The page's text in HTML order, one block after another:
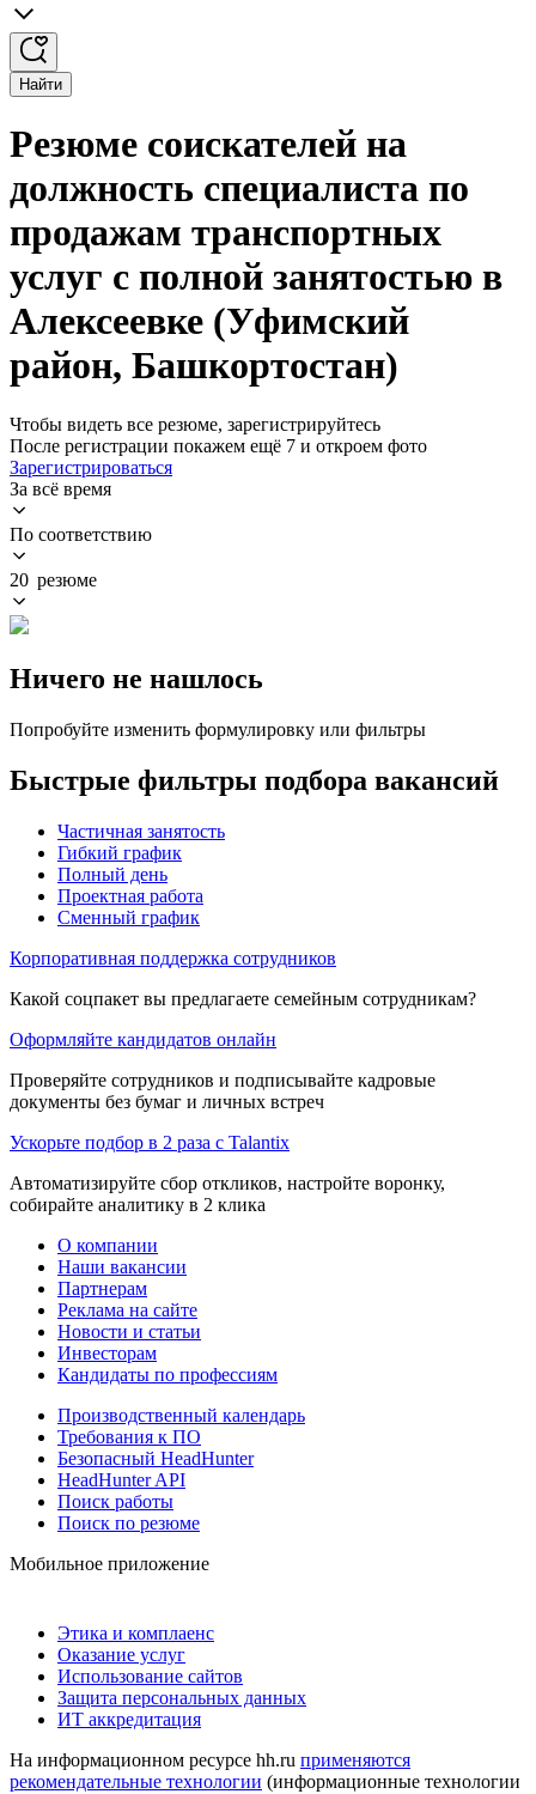
Найти
Резюме соискателей на
должность специалиста по
продажам транспортных
услуг с полной занятостью в
Алексеевке (Уфимский
район, Башкортостан)
Чтобы видеть все резюме, зарегистрируйтесь
После регистрации покажем ещё 7 и откроем фото
Зарегистрироваться
За всё время
По соответствию
20 резюме
Ничего не нашлось
Попробуйте изменить формулировку или фильтры
Быстрые фильтры подбора вакансий
Частичная занятость
Гибкий график
Полный день
Проектная работа
Сменный график
Корпоративная поддержка сотрудников
Какой соцпакет вы предлагаете семейным сотрудникам?
Оформляйте кандидатов онлайн
Проверяйте сотрудников и подписывайте кадровые
документы без бумаг и личных встреч
Ускорьте подбор в 2 раза с Talantix
Автоматизируйте сбор откликов, настройте воронку,
собирайте аналитику в 2 клика
О компании
Наши вакансии
Партнерам
Реклама на сайте
Новости и статьи
Инвесторам
Кандидаты по профессиям
Производственный календарь
Требования к ПО
Безопасный HeadHunter
HeadHunter API
Поиск работы
Поиск по резюме
Мобильное приложение
Этика и комплаенс
Оказание услуг
Использование сайтов
Защита персональных данных
ИТ аккредитация
На информационном ресурсе hh.ru применяются
рекомендательные технологии (информационные технологии